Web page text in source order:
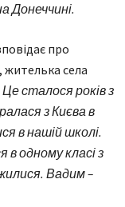
Донеччині.
про
села
Це сталося років з
з Києва в
в нашій школі.
в одному класі з
Вадим –